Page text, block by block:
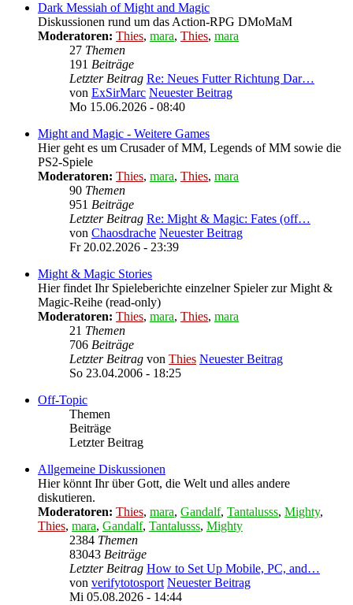
Dark Messiah of Might and Magic
Diskussionen rund um das Action-RPG DMoMaM
Moderatoren: Thies, mara, Thies, mara
27 Themen
191 Beiträge
Letzter Beitrag Re: Neues Futter Richtung Dar…
von ExSirMarc Neuester Beitrag
Mo 15.06.2026 - 08:40
Might and Magic - Weitere Games
Hier geht es um Crusader of MM, Legends of MM sowie die
PS2-Spiele
Moderatoren: Thies, mara, Thies, mara
90 Themen
951 Beiträge
Letzter Beitrag Re: Might & Magic: Fates (off…
von Chaosdrache Neuester Beitrag
Fr 20.02.2026 - 23:39
Might & Magic Stories
Hier findet Ihr Spieleberichte einzelner Spieler zur Might &
Magic-Reihe (read-only)
Moderatoren: Thies, mara, Thies, mara
21 Themen
706 Beiträge
Letzter Beitrag von Thies Neuester Beitrag
So 23.04.2006 - 18:25
Off-Topic
Themen
Beiträge
Letzter Beitrag
Allgemeine Diskussionen
Hier könnt Ihr über Gott, die Welt und alles andere
diskutieren.
Moderatoren: Thies, mara, Gandalf, Tantalusss, Mighty,
Thies, mara, Gandalf, Tantalusss, Mighty
2384 Themen
83043 Beiträge
Letzter Beitrag How to Set Up Mobile, PC, and…
von verifytotosport Neuester Beitrag
Mi 05.08.2026 - 14:44